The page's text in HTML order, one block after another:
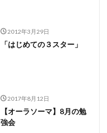
2012年3月29日
「はじめての３スター」
2017年8月12日
【オーラソーマ】8月の勉
強会